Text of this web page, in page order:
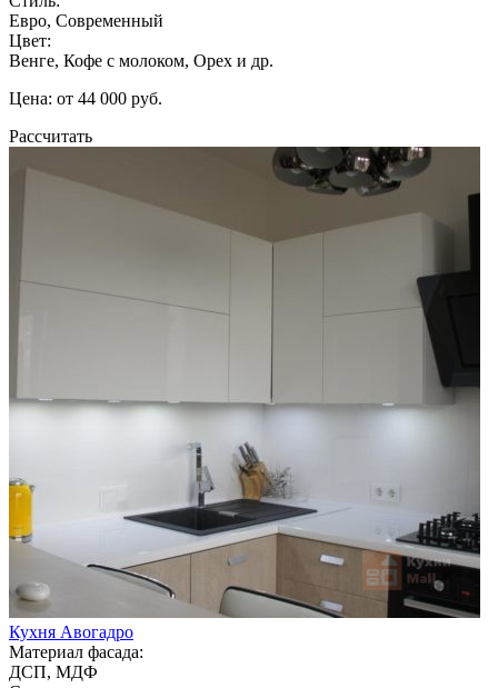
Евро, Современный
Цвет:
Венге, Кофе с молоком, Орех и др.
Цена: от 44 000 руб.
Рассчитать
Кухня Авогадро
Материал фасада:
ДСП, МДФ